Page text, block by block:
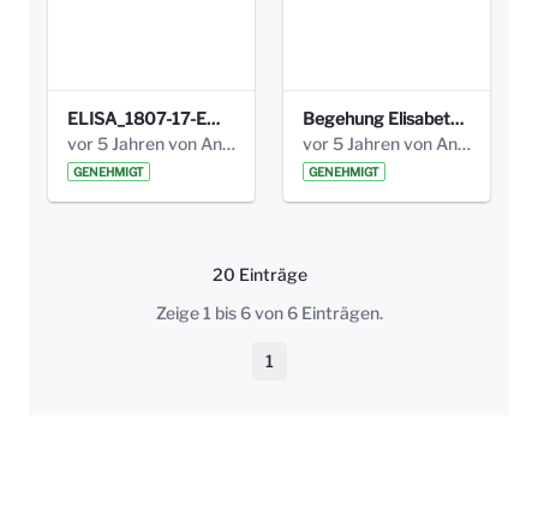
ELISA_1807-17-EW_BEZIRK-kl_compressed.pdf
vor 5 Jahren von Anni Schlumberger
GENEHMIGT
Begehung Elisabethenanlage 1.8.17_Protokoll .pdf
vor 5 Jahren von Anni Schlumberger
GENEHMIGT
20 Einträge
Pro Seite
Zeige 1 bis 6 von 6 Einträgen.
Seite
1